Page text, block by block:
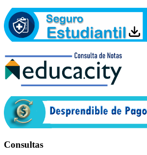
Consultas